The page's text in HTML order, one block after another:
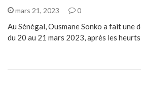
mars 21, 2023 0
Au Sénégal, Ousmane Sonko a fait une
du 20 au 21 mars 2023, après les heurts